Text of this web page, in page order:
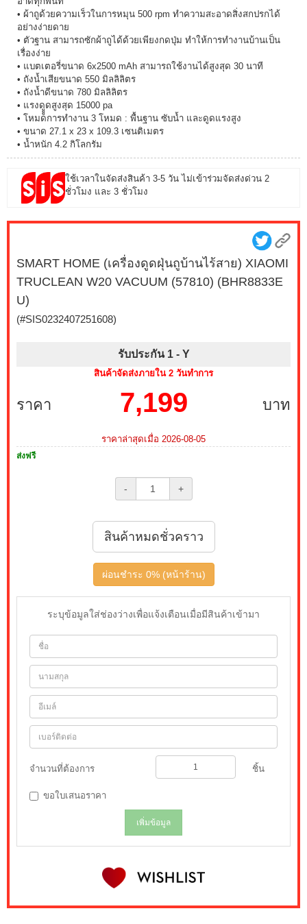
• ผ้าถูด้วยความเร็วในการหมุน 500 rpm ทำความสะอาดสิ่งสกปรกได้
อย่างง่ายดาย
• ตัวฐาน สามารถซักผ้าถูได้ด้วยเพียงกดปุ่ม ทำให้การทำงานบ้านเป็น
เรื่องง่าย
• แบตเตอรี่ขนาด 6x2500 mAh สามารถใช้งานได้สูงสุด 30 นาที
• ถังน้ำเสียขนาด 550 มิลลิลิตร
• ถังน้ำดีขนาด 780 มิลลิลิตร
• แรงดูููดสูงสุด 15000 pa
• โหมดการทำงาน 3 โหมด : พื้นฐาน ซับน้ำ และดูดแรงสูง
• ขนาด 27.1 x 23 x 109.3 เซนติเมตร
• น้ำหนัก 4.2 กิโลกรัม
ใช้เวลาในจัดส่งสินค้า 3-5 วัน ไม่เข้าร่วมจัดส่งด่วน 2
ชั่วโมง และ 3 ชั่วโมง
SMART HOME (เครื่องดูดฝุ่นถูบ้านไร้สาย) XIAOMI
TRUCLEAN W20 VACUUM (57810) (BHR8833E
U)
(#SIS0232407251608)
รับประกัน 1 - Y
สินค้าจัดส่งภายใน 2 วันทำการ
ราคา บาท
7,199
ราคาล่าสุดเมื่อ 2026-08-05
ส่งฟรี
- +
สินค้าหมดชั่วคราว
ผ่อนชำระ 0% (หน้าร้าน)
ระบุข้อมูลใส่ช่องว่างเพื่อแจ้งเตือนเมื่อมีสินค้าเข้ามา
จำนวนที่ต้องการ ชิ้น
ขอใบเสนอราคา
เพิ่มข้อมูล